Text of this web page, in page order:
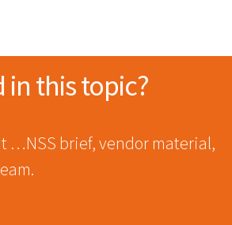
in this topic?
…NSS brief, vendor material,